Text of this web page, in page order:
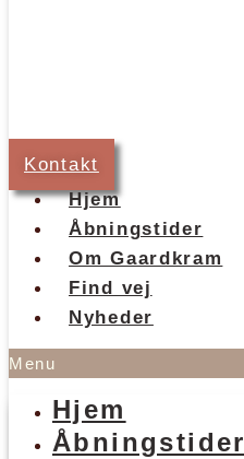
Kontakt
Hjem
Åbningstider
Om Gaardkram
Find vej
Nyheder
Menu
Hjem
Åbningstider